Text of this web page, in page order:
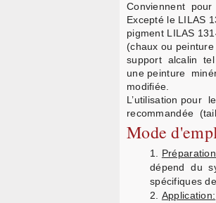
Conviennent pour
Excepté le LILAS
pigment LILAS
(chaux ou
support alcalin
une peinture
modifiée.
L’utilisation pour
recommandée
Mode
dépend du
spécifiques
Application: